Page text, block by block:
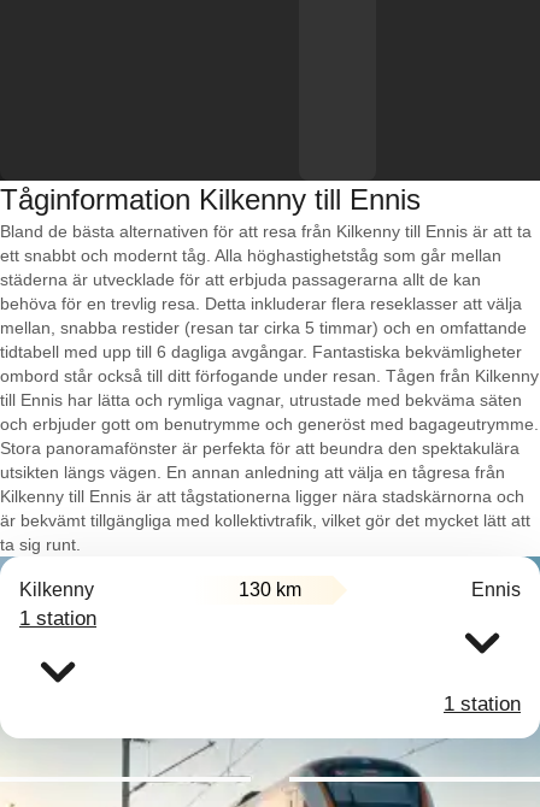
Tåginformation Kilkenny till Ennis
Bland de bästa alternativen för att resa från Kilkenny till Ennis är att ta
ett snabbt och modernt tåg. Alla höghastighetståg som går mellan
städerna är utvecklade för att erbjuda passagerarna allt de kan
behöva för en trevlig resa. Detta inkluderar flera reseklasser att välja
mellan, snabba restider (resan tar cirka 5 timmar) och en omfattande
tidtabell med upp till 6 dagliga avgångar. Fantastiska bekvämligheter
ombord står också till ditt förfogande under resan. Tågen från Kilkenny
till Ennis har lätta och rymliga vagnar, utrustade med bekväma säten
och erbjuder gott om benutrymme och generöst med bagageutrymme.
Stora panoramafönster är perfekta för att beundra den spektakulära
utsikten längs vägen. En annan anledning att välja en tågresa från
Kilkenny till Ennis är att tågstationerna ligger nära stadskärnorna och
är bekvämt tillgängliga med kollektivtrafik, vilket gör det mycket lätt att
ta sig runt.
Kilkenny 130 km Ennis
1 station
1 station